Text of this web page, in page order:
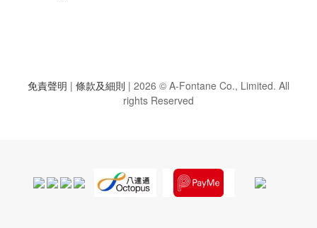
免責聲明 | 條款及細則 | 2026 © A-Fontane Co., Limited. All
rights Reserved